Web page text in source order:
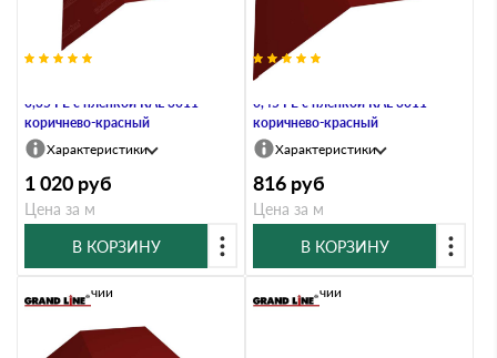
0,35 PE с пленкой RAL 3011
коричнево-красный
Характеристики
1 020 руб
Цена за м
В КОРЗИНУ
Планка конька плоского 190х190
0,45 PE с пленкой RAL 3011
коричнево-красный
Характеристики
816 руб
Цена за м
В КОРЗИНУ
В наличии В наличии